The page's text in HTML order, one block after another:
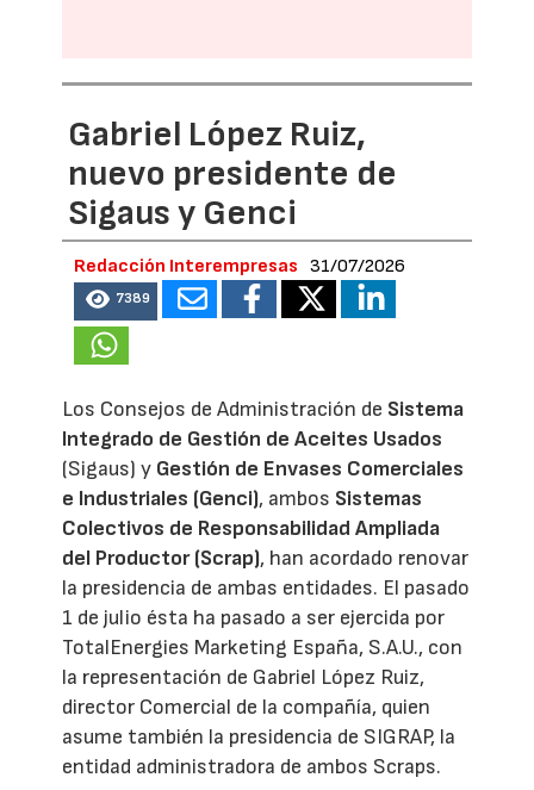
Gabriel López Ruiz,
nuevo presidente de
Sigaus y Genci
Redacción Interempresas 31/07/2026
7389
Los Consejos de Administración de Sistema
Integrado de Gestión de Aceites Usados
(Sigaus) y Gestión de Envases Comerciales
e Industriales (Genci), ambos Sistemas
Colectivos de Responsabilidad Ampliada
del Productor (Scrap), han acordado renovar
la presidencia de ambas entidades. El pasado
1 de julio ésta ha pasado a ser ejercida por
TotalEnergies Marketing España, S.A.U., con
la representación de Gabriel López Ruiz,
director Comercial de la compañía, quien
asume también la presidencia de SIGRAP, la
entidad administradora de ambos Scraps.